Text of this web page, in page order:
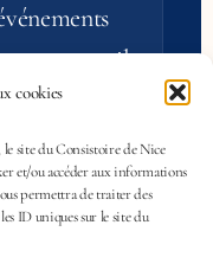
cookies
le site du Consistoire de Nice
et/ou accéder aux informations
permettra de traiter des
ID uniques sur le site du
par e‑mail.